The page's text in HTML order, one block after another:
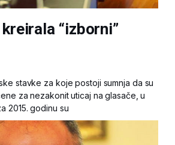
“izborni”
stavke za koje postoji sumnja da su
za nezakonit uticaj na glasače, u
2015. godinu su